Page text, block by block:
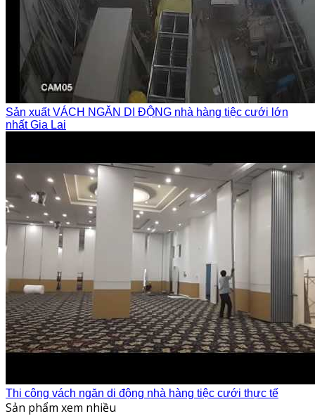
Sản xuất VÁCH NGĂN DI ĐỘNG nhà hàng tiệc cưới lớn
nhất Gia Lai
Thi công vách ngăn di động nhà hàng tiệc cưới thực tế
Sản phẩm xem nhiều